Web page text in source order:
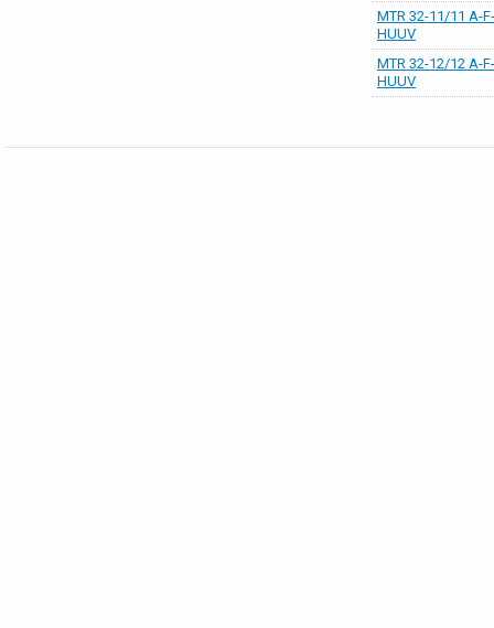
MTR 32-11/11 A-
HUUV
MTR 32-12/12 A-
HUUV